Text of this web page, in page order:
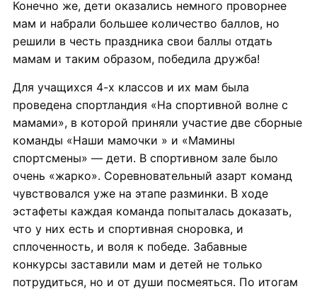
Конечно же, дети оказались немного проворнее
мам и набрали большее количество баллов, но
решили в честь праздника свои баллы отдать
мамам и таким образом, победила дружба!
Для учащихся 4-х классов и их мам была
проведена спортландия «На спортивной волне с
мамами», в которой приняли участие две сборные
команды «Наши мамочки » и «Мамины
спортсмены» — дети. В спортивном зале было
очень «жарко». Соревновательный азарт команд
чувствовался уже на этапе разминки. В ходе
эстафеты каждая команда попыталась доказать,
что у них есть и спортивная сноровка, и
сплоченность, и воля к победе. Забавные
конкурсы заставили мам и детей не только
потрудиться, но и от души посмеяться. По итогам